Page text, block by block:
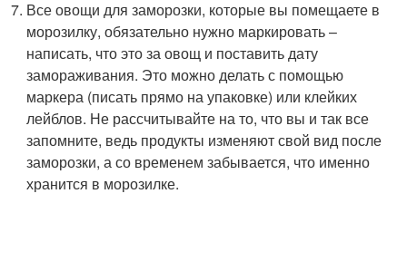
Все овощи для заморозки, которые вы помещаете в
морозилку, обязательно нужно маркировать –
написать, что это за овощ и поставить дату
замораживания. Это можно делать с помощью
маркера (писать прямо на упаковке) или клейких
лейблов. Не рассчитывайте на то, что вы и так все
запомните, ведь продукты изменяют свой вид после
заморозки, а со временем забывается, что именно
хранится в морозилке.